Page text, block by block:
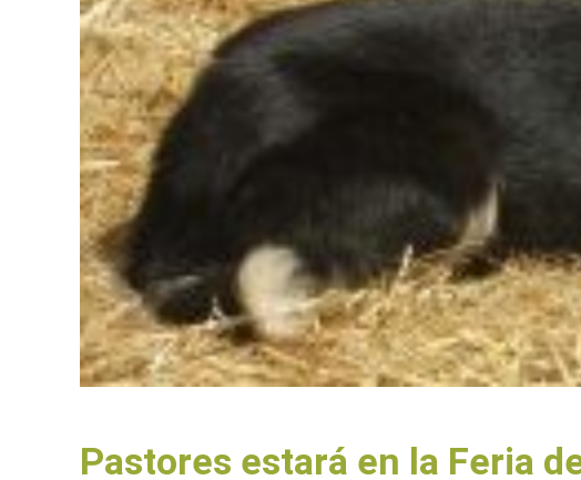
Pastores estará en la Feria